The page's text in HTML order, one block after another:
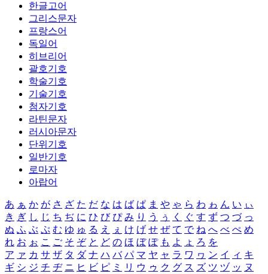
한글고어
그리스문자
프랑스어
독일어
히브리어
괄호기호
학술기호
기술기호
첨자기호
라틴문자
러시아문자
단위기호
일반기호
로마자
아랍어
あ ぁ か が さ ざ た だ な は ば ぱ ま や ゃ ら わ ゎ ん い ぃ
き ぎ し じ ち ぢ に ひ び ぴ み り う ぅ く ぐ す ず つ づ っ
ぬ ふ ぶ ぷ む ゆ ゅ る え ぇ け げ せ ぜ て で ね へ べ ぺ め
れ お ぉ こ ご そ ぞ と ど の ほ ぼ ぽ も よ ょ ろ を
ア ァ カ サ ザ タ ダ ナ ハ バ パ マ ヤ ャ ラ ワ ヮ ン イ ィ キ
ギ シ ジ チ ヂ ニ ヒ ビ ピ ミ リ ウ ゥ ク グ ス ズ ツ ヅ ッ ヌ